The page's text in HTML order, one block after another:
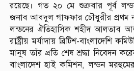
রয়েছে। গত ২০ মে শুক্রবার পূর্ব
জনাব আবদুল গাফফার চৌধুরীর প্রথম
লন্ডনের ঐতিহাসিক শহীদ আলতাব
রাষ্ট্রীয় মর্যাদায় ব্রিটিশ-বাংলাদেশি
মানুষ তাঁর প্রতি শেষ শ্রদ্ধা নিবেদন
বাংলাদেশ হাই কমিশন, লন্ডন